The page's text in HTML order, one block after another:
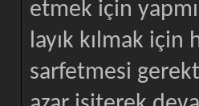
etmek için
layık kılmak
sarfetmesi